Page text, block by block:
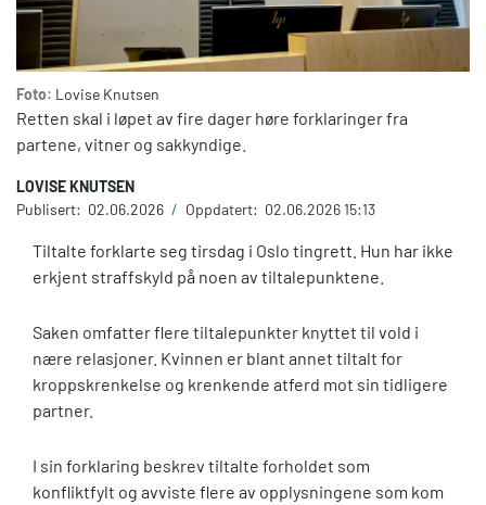
Foto: Lovise Knutsen
Retten skal i løpet av fire dager høre forklaringer fra
partene, vitner og sakkyndige.
LOVISE KNUTSEN
Publisert: 02.06.2026 / Oppdatert: 02.06.2026 15:13
Tiltalte forklarte seg tirsdag i Oslo tingrett. Hun har ikke
erkjent straffskyld på noen av tiltalepunktene.
Saken omfatter flere tiltalepunkter knyttet til vold i
nære relasjoner. Kvinnen er blant annet tiltalt for
kroppskrenkelse og krenkende atferd mot sin tidligere
partner.
I sin forklaring beskrev tiltalte forholdet som
konfliktfylt og avviste flere av opplysningene som kom